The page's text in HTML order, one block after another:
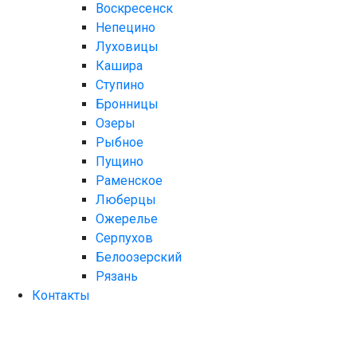
Воскресенск
Непецино
Луховицы
Кашира
Ступино
Бронницы
Озеры
Рыбное
Пущино
Раменское
Люберцы
Ожерелье
Серпухов
Белоозерский
Рязань
Контакты